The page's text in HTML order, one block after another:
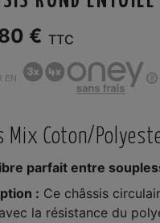
€ TTC
EN
Mix Coton/
parfait entre
: Ce châssis
la résistance du